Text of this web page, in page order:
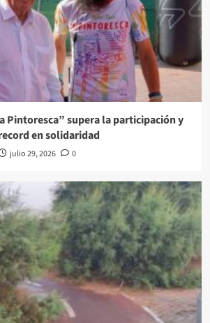
Pintoresca” supera la participación y
en solidaridad
julio 29, 2026 0